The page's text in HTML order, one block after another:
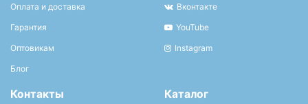
Оплата и доставка
Гарантия
Оптовикам
Блог
Вконтакте
YouTube
Instagram
Контакты Каталог